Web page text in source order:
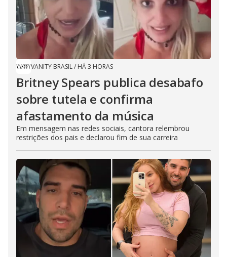
VANITY BRASIL/ HÁ 3 HORAS
Britney Spears publica desabafo
sobre tutela e confirma
afastamento da música
Em mensagem nas redes sociais, cantora relembrou
restrições dos pais e declarou fim de sua carreira